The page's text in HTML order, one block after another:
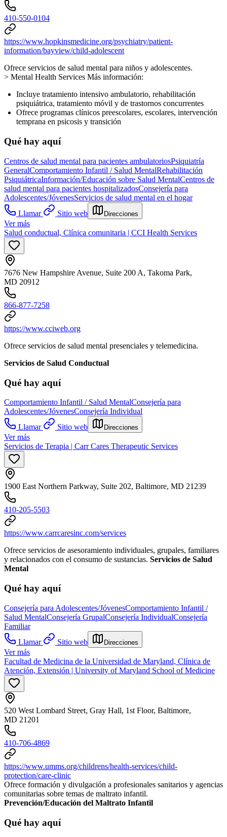
410-550-0104
https://www.hopkinsmedicine.org/psychiatry/patient-
information/bayview/child-adolescent
Ofrece servicios de salud mental para niños y adolescentes.
> Mental Health Services Más información:
Incluye tratamiento intensivo ambulatorio, rehabilitación
psiquiátrica, tratamiento móvil y de trastornos concurrentes
Ofrece programas clínicos preescolares, escolares, intervención
temprana en psicosis y transición
Qué hay aquí
Centros de salud mental para pacientes ambulatoriosPsiquiatría
GeneralComportamiento Infantil / Salud MentalRehabilitación
PsiquiátricaInformación/Educación sobre Salud MentalCentros de
salud mental para pacientes hospitalizadosConsejería para
Adolescentes/JóvenesServicios de salud mental en el hogar
Llamar
Sitio web Direcciones
Ver más
Salud conductual, Clínica comunitaria | CCI Health Services
7676 New Hampshire Avenue, Suite 200 A, Takoma Park,
MD 20912
866-877-7258
https://www.cciweb.org
Ofrece servicios de salud mental presenciales y telemedicina.
Servicios de Salud Conductual
Qué hay aquí
Comportamiento Infantil / Salud MentalConsejería para
Adolescentes/JóvenesConsejería Individual
Llamar
Sitio web Direcciones
Ver más
Servicios de Terapia | Carr Cares Therapeutic Services
1900 East Northern Parkway, Suite 202, Baltimore, MD 21239
410-205-5503
https://www.carrcaresinc.com/services
Ofrece servicios de asesoramiento individuales, grupales, familiares
y relacionados con el consumo de sustancias. Servicios de Salud
Mental
Qué hay aquí
Consejería para Adolescentes/JóvenesComportamiento Infantil /
Salud MentalConsejería GrupalConsejería IndividualConsejería
Familiar
Llamar
Sitio web Direcciones
Ver más
Facultad de Medicina de la Universidad de Maryland, Clínica de
Atención, Extensión | University of Maryland School of Medicine
520 West Lombard Street, Gray Hall, 1st Floor, Baltimore,
MD 21201
410-706-4869
https://www.umms.org/childrens/health-services/child-
protection/care-clinic
Ofrece formación y divulgación a profesionales sanitarios y agencias
comunitarias sobre temas de maltrato infantil.
Prevención/Educación del Maltrato Infantil
Qué hay aquí